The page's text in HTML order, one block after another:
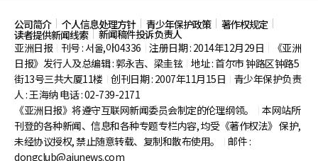
公司简介 个人信息处理方针 青少年保护政策 著作权规定
读者提供新闻线索
新闻稿件投诉负责人
亚洲日报
刊号 : 서울,아04336 注册日期 : 2014年12月29日
《亚洲
日报》发行人及总编辑 : 郭永吉、梁圭铉 地址 : 首尔市钟路区钟路5
街13号三共大厦11楼 创刊日期 : 2007年11月15日
青少年保护负责
人 : 王海纳 电话 : 02-739-2171
《亚洲日报》将遵守互联网新闻委员会制定的伦理纲领。
本网站所
刊登的各种新闻、信息和各种专题专栏内容, 均受《著作权法》 保护,
未经协议授权, 禁止随意转载、复制和散布使用。
邮件 :
dongclub@ajunews.com